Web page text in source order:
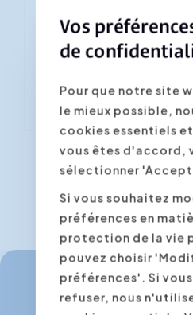
Confirmer la date/
Vos
de
Pour que notre site
le mieux possible,
cookies essentiels
vous êtes d'accord,
sélectionner
Si vous souhaitez
préférences en
protection de la vie
pouvez choisir
préférences'. Si
refuser, nous